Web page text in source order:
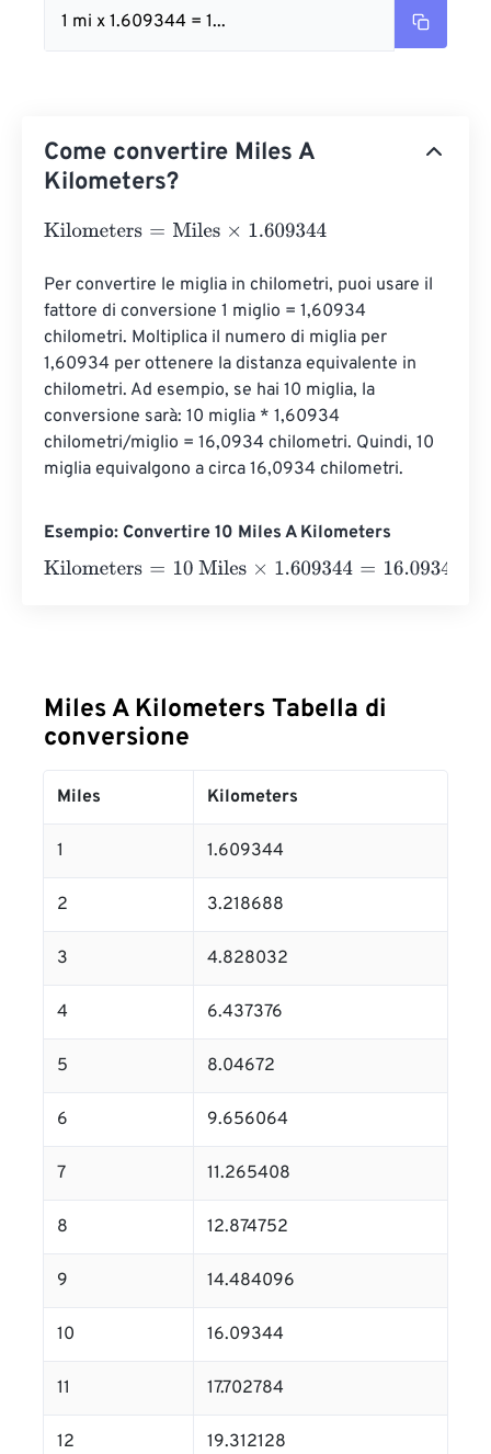
1 mi x 1.609344 = 1...
Come convertire Miles A
Kilometers?
Kilometers= Miles×1.609344
Per convertire le miglia in chilometri, puoi usare il
fattore di conversione 1 miglio = 1,60934
chilometri. Moltiplica il numero di miglia per
1,60934 per ottenere la distanza equivalente in
chilometri. Ad esempio, se hai 10 miglia, la
conversione sarà: 10 miglia * 1,60934
chilometri/miglio = 16,0934 chilometri. Quindi, 10
miglia equivalgono a circa 16,0934 chilometri.
Esempio: Convertire 10 Miles A Kilometers
Kilometers= 10 Miles×1.609344=16.09344 Kilometers
Miles A Kilometers Tabella di
conversione
Miles Kilometers
1 1.609344
2 3.218688
3 4.828032
4 6.437376
5 8.04672
6 9.656064
7 11.265408
8 12.874752
9 14.484096
10 16.09344
11 17.702784
12 19.312128